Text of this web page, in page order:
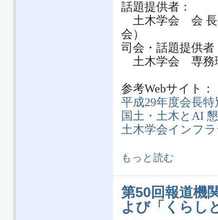
話題提供者：
土木学会 会 長
会）
司会・話題提供者
土木学会 専務
参考Webサイト：
平成29年度会長
国土・土木とAI
土木学会インフ
第51回報道機関懇談会「平成29年
もっと読む
第50回報道機
よび「くらし